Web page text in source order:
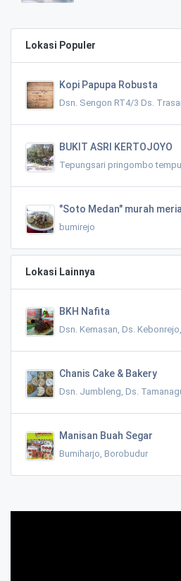
Lokasi Populer
Kopi Papupa Robusta
Dsn. Sengon RT4/3 Ds.
BUKIT ASRI KERTOJOYO
Tepungsari pringombo
"Soto Medan" murah
bumirejo
Lokasi Lainnya
BKH Nafita
Dsn. Kemasan, Ds.
Chanis Cake & Bakery
Dsn. Jumbleng, Ds.
Manisan Buah Segar
Bumiharjo, Borobudur